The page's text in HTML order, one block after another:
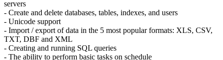
servers
- Create and delete databases, tables, indexes, and users
- Unicode support
- Import / export of data in the 5 most popular formats: XLS, CSV,
TXT, DBF and XML
- Creating and running SQL queries
- The ability to perform basic tasks on schedule